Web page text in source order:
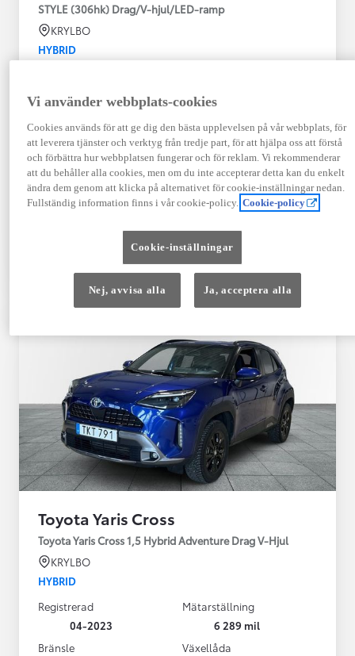
STYLE (306hk) Drag/V-hjul/LED-ramp
KRYLBO
HYBRID
09-2023
Hybrid Bensin
Automat
Visa mer
409 900 kr
Från 4 920 kr/mån
Kontakta återförsäljare
Toyota Yaris Cross
Toyota Yaris Cross 1,5 Hybrid Adventure Drag V-Hjul
KRYLBO
HYBRID
Registrerad
04-2023
Mätarställning
6 289 mil
Bränsle
Växellåda
Vi använder webbplats-cookies
Cookies används för att ge dig den bästa upplevelsen på vår webbplats, för
att leverera tjänster och verktyg från tredje part, för att hjälpa oss att förstå
och förbättra hur webbplatsen fungerar och för reklam. Vi rekommenderar
att du behåller alla cookies, men om du inte accepterar detta kan du enkelt
ändra dem genom att klicka på alternativet för cookie-inställningar nedan.
Fullständig information finns i vår cookie-policy. Cookie-policy
Cookie-inställningar
Nej, avvisa alla Ja, acceptera alla